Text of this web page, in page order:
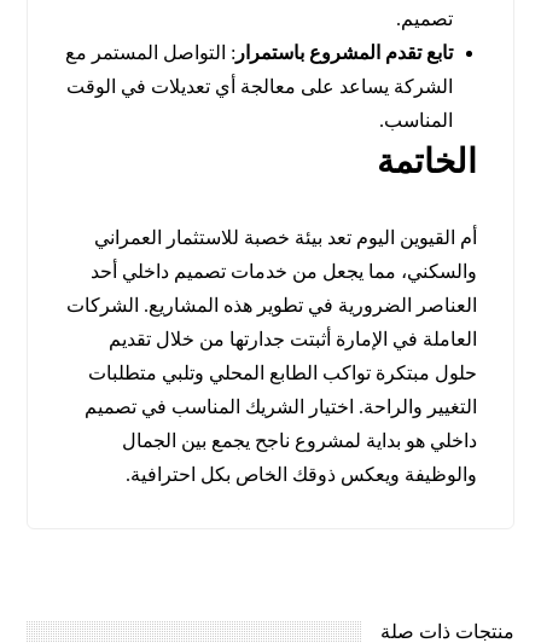
تصميم.
تابع تقدم المشروع باستمرار : التواصل المستمر مع
الشركة يساعد على معالجة أي تعديلات في الوقت
المناسب.
الخاتمة
أم القيوين اليوم تعد بيئة خصبة للاستثمار العمراني
والسكني، مما يجعل من خدمات تصميم داخلي أحد
العناصر الضرورية في تطوير هذه المشاريع. الشركات
العاملة في الإمارة أثبتت جدارتها من خلال تقديم
حلول مبتكرة تواكب الطابع المحلي وتلبي متطلبات
التغيير والراحة. اختيار الشريك المناسب في تصميم
داخلي هو بداية لمشروع ناجح يجمع بين الجمال
والوظيفة ويعكس ذوقك الخاص بكل احترافية.
منتجات ذات صلة